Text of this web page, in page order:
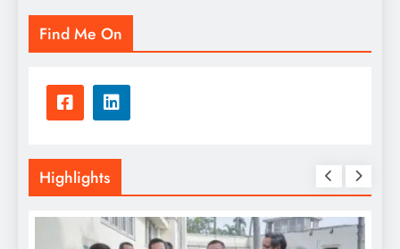
Find Me On
Highlights